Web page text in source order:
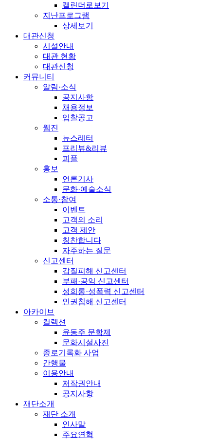
캘린더로보기
지난프로그램
상세보기
대관신청
시설안내
대관 현황
대관신청
커뮤니티
알림·소식
공지사항
채용정보
입찰공고
웹진
뉴스레터
프리뷰&리뷰
피플
홍보
언론기사
문화·예술소식
소통·참여
이벤트
고객의 소리
고객 제안
칭찬합니다
자주하는 질문
신고센터
갑질피해 신고센터
부패·공익 신고센터
성희롱·성폭력 신고센터
인권침해 신고센터
아카이브
컬렉션
윤동주 문학제
문화시설사진
종로기록화 사업
간행물
이용안내
저작권안내
공지사항
재단소개
재단 소개
인사말
주요연혁